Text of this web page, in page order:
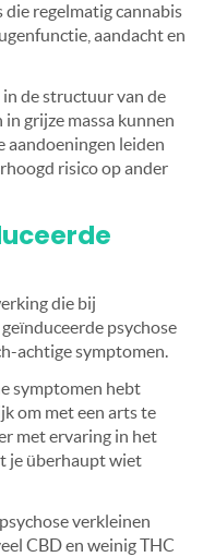
regelmatig cannabis
aandacht en
de structuur van de
grijze massa kunnen
aandoeningen leiden
risico op ander
die bij
psychose
achtige symptomen.
symptomen hebt
om met een arts te
met ervaring in het
je überhaupt wiet
verkleinen
CBD en weinig THC